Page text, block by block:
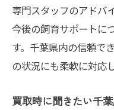
専門スタッフのアドバ
今後の飼育サポートに
す。千葉県内の信頼で
の状況にも柔軟に対応
買取時に聞きたい千